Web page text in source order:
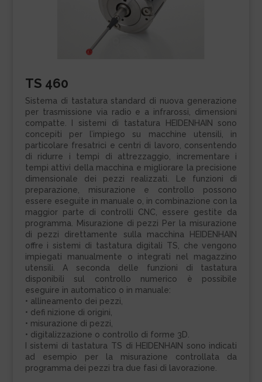
TS 460
Sistema di tastatura standard di nuova generazione
per trasmissione via radio e a infrarossi, dimensioni
compatte. I sistemi di tastatura HEIDENHAIN sono
concepiti per l’impiego su macchine utensili, in
particolare fresatrici e centri di lavoro, consentendo
di ridurre i tempi di attrezzaggio, incrementare i
tempi attivi della macchina e migliorare la precisione
dimensionale dei pezzi realizzati. Le funzioni di
preparazione, misurazione e controllo possono
essere eseguite in manuale o, in combinazione con la
maggior parte di controlli CNC, essere gestite da
programma. Misurazione di pezzi Per la misurazione
di pezzi direttamente sulla macchina HEIDENHAIN
offre i sistemi di tastatura digitali TS, che vengono
impiegati manualmente o integrati nel magazzino
utensili. A seconda delle funzioni di tastatura
disponibili sul controllo numerico è possibile
eseguire in automatico o in manuale:
• allineamento dei pezzi,
• defi nizione di origini,
• misurazione di pezzi,
• digitalizzazione o controllo di forme 3D.
I sistemi di tastatura TS di HEIDENHAIN sono indicati
ad esempio per la misurazione controllata da
programma dei pezzi tra due fasi di lavorazione.